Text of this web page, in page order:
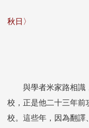
──米家
秋日〉
與學者米家路相識，
校，正是他二十三年前
校。這些年，因為翻譯